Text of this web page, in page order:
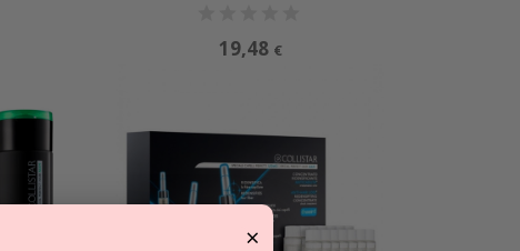
19,48 €
×